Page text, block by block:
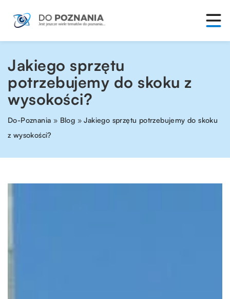
Jakiego sprzętu
potrzebujemy do skoku z
wysokości?
Do-Poznania » Blog »Jakiego sprzętu potrzebujemy do skoku
z wysokości?